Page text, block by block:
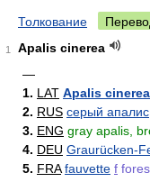
Толкование
1
Apalis cinerea
—
1. LAT Apalis cinerea
2. RUS серый апалис
3. ENG gray apalis,
4. DEU Graurücken-
5. FRA fauvette f